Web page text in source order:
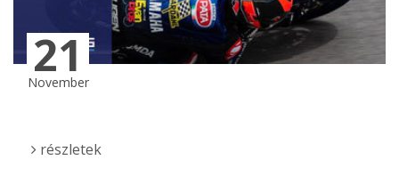
21
November
részletek